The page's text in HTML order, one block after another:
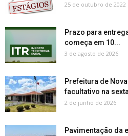
25 de outubro de 2022
Prazo para
começa em 10...
3 de agosto de 2026
Prefeitura de
facultativo na
2 de junho de 2026
Pavimentação da